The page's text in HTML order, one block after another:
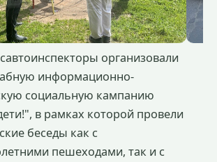
организовали
информационно-
социальную кампанию
в рамках которой провели
беседы как с
пешеходами, так и с